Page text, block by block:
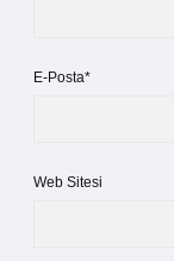
E-Posta*
Web Sitesi